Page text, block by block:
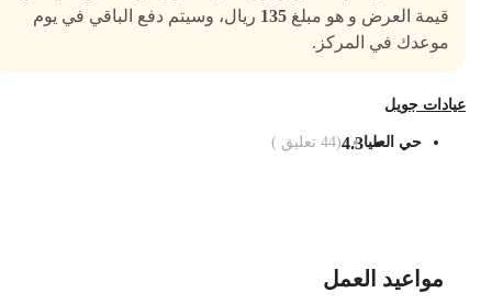
قيمة العرض و هو مبلغ135 ريال، وسيتم دفع الباقي في يوم
موعدك في المركز.
جويل
حي العليا 4.3
(
44تعليق )
مواعيد العمل